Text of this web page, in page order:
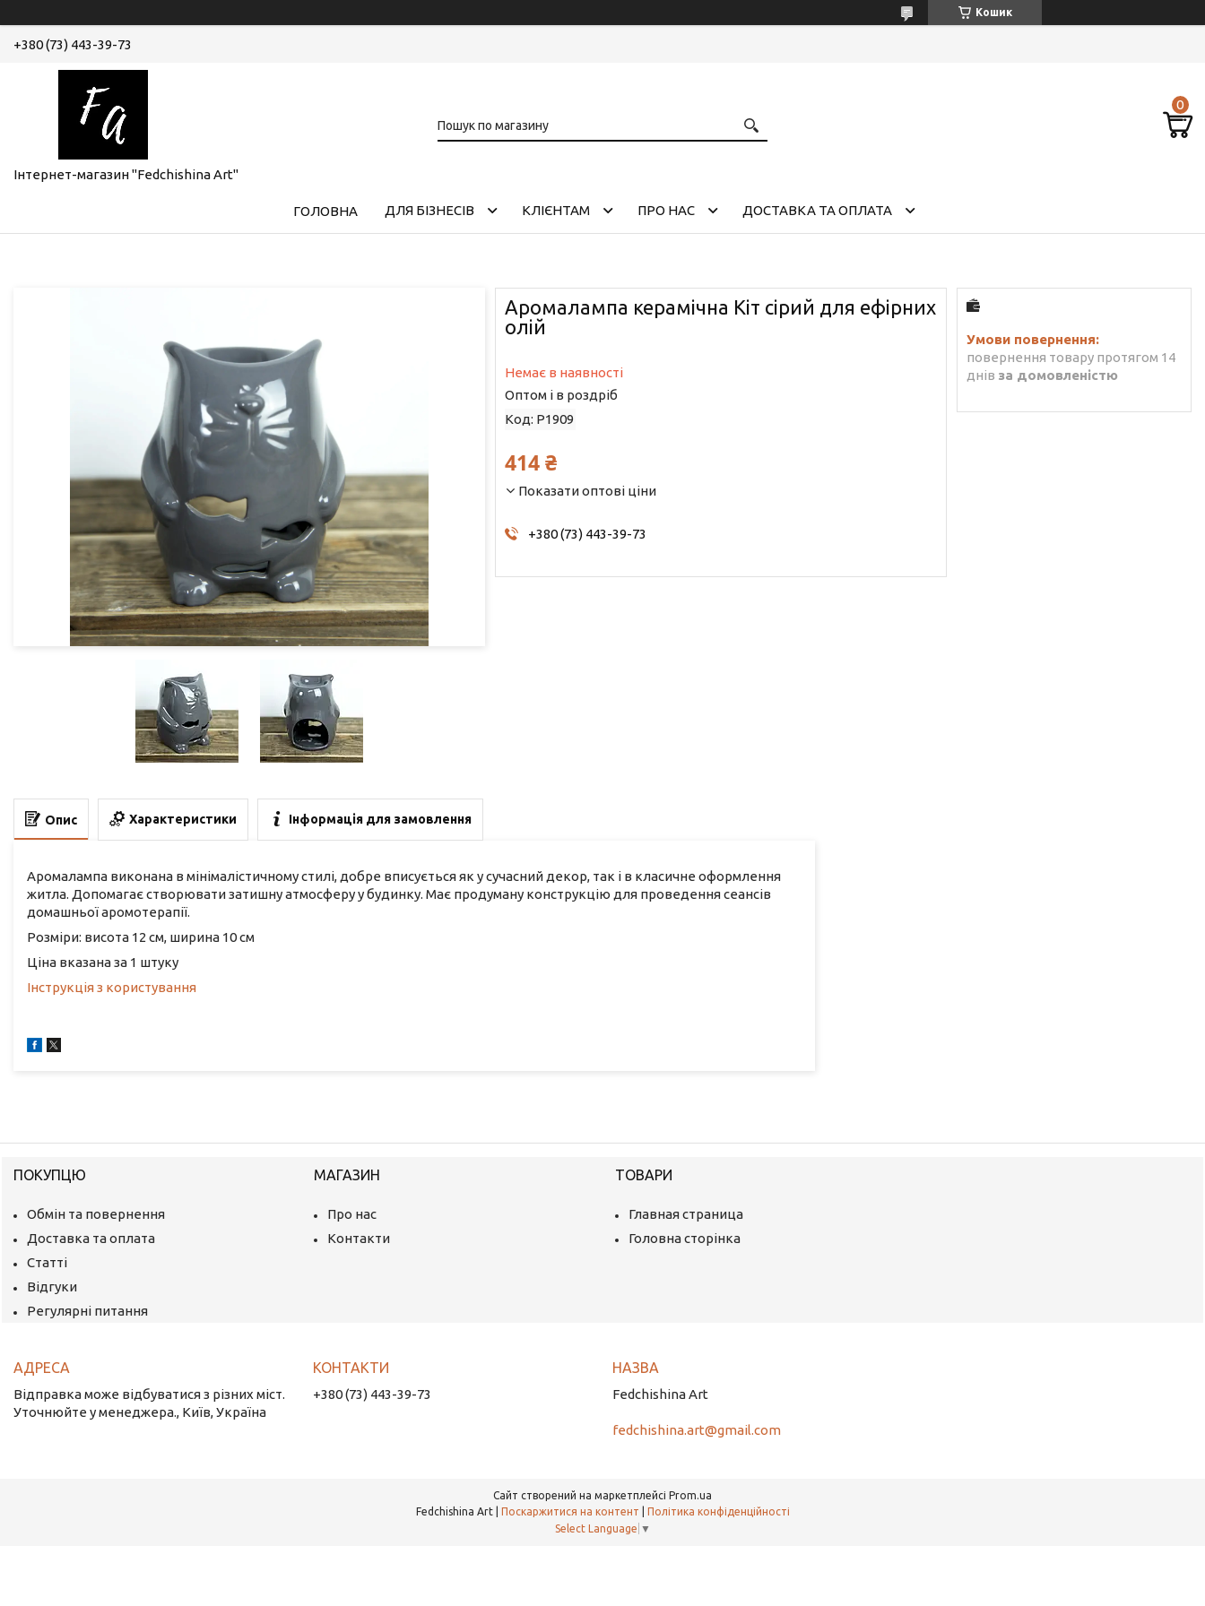
Кошик
+380 (73) 443-39-73
Інтернет-магазин "Fedchishina Art"
ГОЛОВНА ДЛЯ БІЗНЕСІВ КЛІЄНТАМ ПРО НАС ДОСТАВКА ТА ОПЛАТА
Аромалампа керамічна Кіт сірий для ефірних
олій
Немає в наявності
Оптом і в роздріб
Код: Р1909
414 ₴
Показати оптові ціни
+380 (73) 443-39-73
повернення товару протягом 14
днів за домовленістю
Опис Характеристики Інформація для замовлення
Аромалампа виконана в мінімалістичному стилі, добре вписується як у сучасний декор, так і в класичне оформлення
житла. Допомагає створювати затишну атмосферу у будинку. Має продуману конструкцію для проведення сеансів
домашньої аромотерапії.
Розміри: висота 12 см, ширина 10 см
Ціна вказана за 1 штуку
Інструкція з користування
ПОКУПЦЮ
Обмін та повернення
Доставка та оплата
Статті
Відгуки
Регулярні питання
МАГАЗИН
Про нас
Контакти
ТОВАРИ
Главная страница
Головна сторінка
Відправка може відбуватися з різних міст.
Уточнюйте у менеджера., Київ, Україна
+380 (73) 443-39-73 Fedchishina Art
fedchishina.art@gmail.com
Сайт створений на маркетплейсі Prom.ua
Поскаржитися на контент
Політика конфіденційності
Select Language ▼